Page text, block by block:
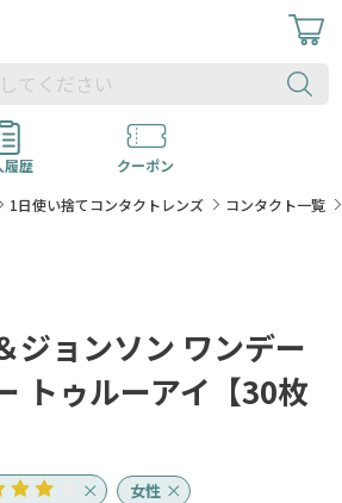
履歴
クーポン
1日使い捨てコンタクトレンズ コンタクト一覧
ジョンソン ワンデー
トゥルーアイ【30枚
女性